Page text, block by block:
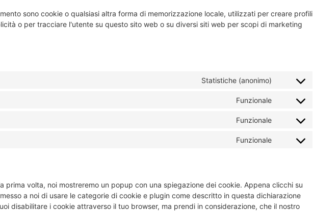
sono cookie o qualsiasi altra forma di memorizzazione locale, utilizzati per creare profili
o per tracciare l'utente su questo sito web o su diversi siti web per scopi di marketing
Statistiche (anonimo)
Funzionale
Funzionale
Funzionale
prima volta, noi mostreremo un popup con una spiegazione dei cookie. Appena clicchi su
a noi di usare le categorie di cookie e plugin come descritto in questa dichiarazione
disabilitare i cookie attraverso il tuo browser, ma prendi in considerazione, che il nostro